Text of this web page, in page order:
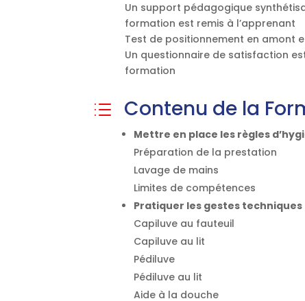
Un support pédagogique
formation est remis à l’apprenant
Test de positionnement en amont
Un questionnaire de satisfaction
formation
d Contenu de la
Mettre en place les règles
Préparation de la prestation
Lavage de mains
Limites de compétences
Pratiquer les gestes techniques
Capiluve au fauteuil
Capiluve au lit
Pédiluve
Pédiluve au lit
Aide à la douche